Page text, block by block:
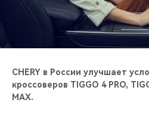
CHERY И СПОРТ
ВИДЕООБЗОРЫ
CHERY в России улучшает
кроссоверов TIGGO 4 PRO,
MAX.